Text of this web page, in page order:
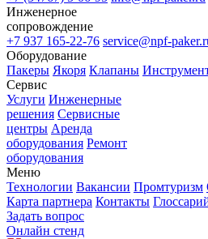
Инженерное
сопровождение
+7 937 165-22-76 service@npf-
Оборудование
Пакеры Якоря Клапаны
Сервис
Услуги Инженерные
решения Сервисные
центры Аренда
оборудования Ремонт
оборудования
Меню
Технологии Вакансии Промтуризм
Карта партнера Контакты
Задать вопрос
Онлайн стенд